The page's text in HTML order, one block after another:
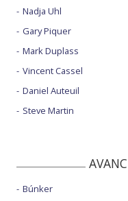
Nadja Uhl
Gary Piquer
Mark Duplass
Vincent Cassel
Daniel Auteuil
Steve Martin
Búnker